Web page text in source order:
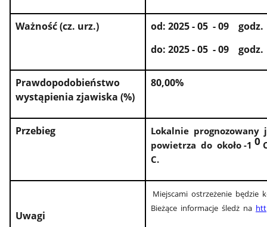
Ważność (cz. urz.)
od: 2025 - 05 - 09
do: 2025 - 05 - 09
Prawdopodobieństwo
wystąpienia zjawiska (%)
80,00%
Przebieg
Lokalnie
powietrza do około -1 0
C.
Uwagi
Miejscami ostrzeżenie będzie
Bieżące informacje śledż na